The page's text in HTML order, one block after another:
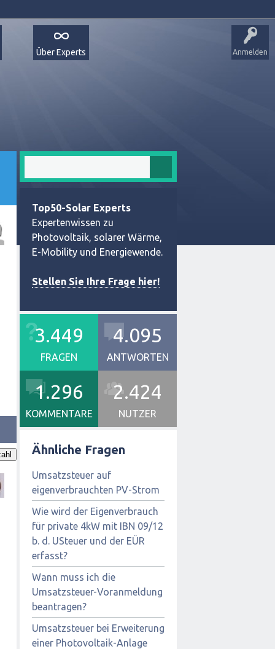
Anmelden
Über Experts
Top50-Solar Experts
Expertenwissen zu
Photovoltaik, solarer Wärme,
E-Mobility und Energiewende.
Stellen Sie Ihre Frage hier!
3.449
FRAGEN
4.095
ANTWORTEN
1.296
KOMMENTARE
2.424
NUTZER
Ähnliche Fragen
Umsatzsteuer auf
eigenverbrauchten PV-Strom
Wie wird der Eigenverbrauch
für private 4kW mit IBN 09/12
b. d. USteuer und der EÜR
erfasst?
Wann muss ich die
Umsatzsteuer-Voranmeldung
beantragen?
Umsatzsteuer bei Erweiterung
einer Photovoltaik-Anlage